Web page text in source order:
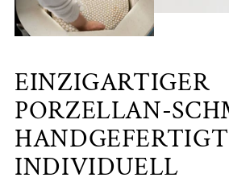
EINZIGARTIGER
PORZELLAN-
INDIVIDUELL